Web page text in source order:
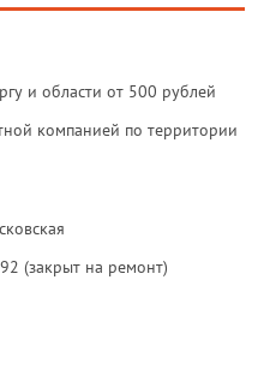
и области от 500 рублей
компанией по территории
(закрыт на ремонт)